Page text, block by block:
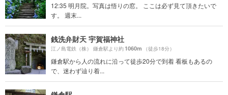
12:35 明月院。写真は悟りの窓。 ここは必ず見て頂きたいで
す。 週末...
銭洗弁財天 宇賀福神社
江ノ島電鉄（株） 鎌倉駅より約1060m （徒歩18分）
鎌倉駅から人の流れに沿って徒歩20分で到着 看板もあるの
で、迷わず辿り着...